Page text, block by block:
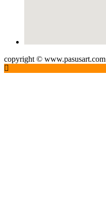
copyright © www.pasusart.com